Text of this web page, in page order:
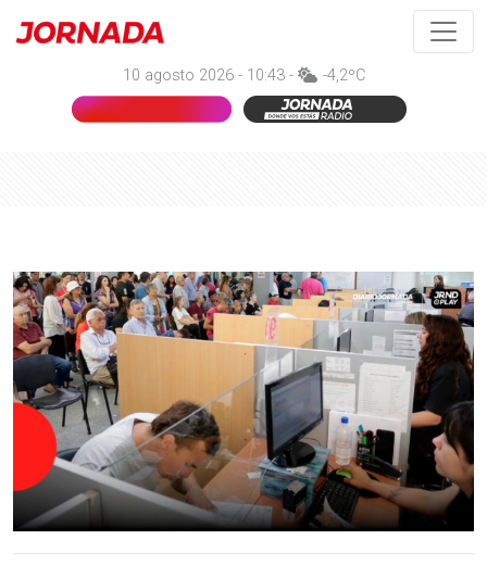
10 agosto 2026 - 10:43 - -4,2ºC